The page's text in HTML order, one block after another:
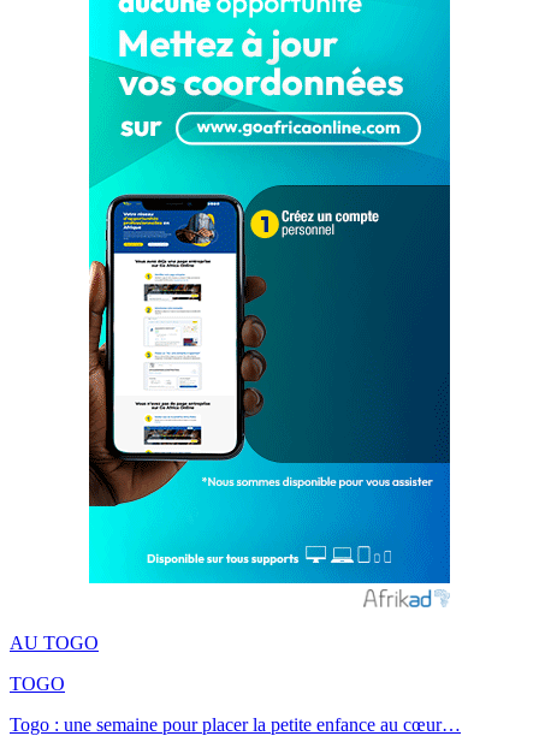
AU TOGO
TOGO
Togo : une semaine pour placer la petite enfance au cœur…